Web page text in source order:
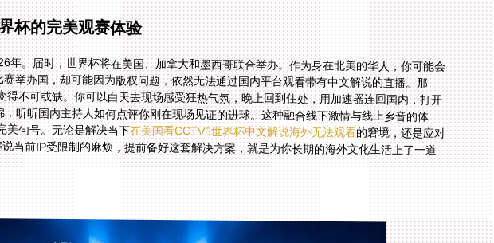
杯的完美观赛体验
年。届时，世界杯将在美国、加拿大和墨西哥联合举办。作为身在北美的华人，你可能会
赛举办国，却可能因为版权问题，依然无法通过国内平台观看带有中文解说的直播。那
得不可或缺。你可以白天去现场感受狂热气氛，晚上回到住处，用加速器连回国内，打开
，听听国内主持人如何点评你刚在现场见证的进球。这种融合线下激情与线上乡音的体
美句号。无论是解决当下在美国看CCTV5世界杯中文解说海外无法观看的窘境，还是应对
未来在香港看B站世界杯中文解说当前IP受限制的麻烦，提前备好这套解决方案，就是为你长期的海外文化生活上了一道